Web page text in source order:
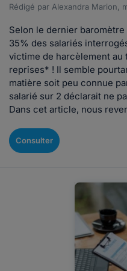
Rédigé par Alexandra Marion,
Selon le dernier
35% des salariés
victime de harcèlement au
reprises* ! Il semble
matière soit peu connue
salarié sur 2 déclarait ne
Dans cet article, nous
Consulter